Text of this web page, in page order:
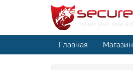
Главная Магазин